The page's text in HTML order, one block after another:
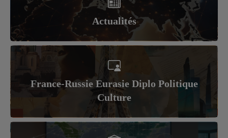
Actualités
France-Russie Eurasie Diplo Politique
Culture